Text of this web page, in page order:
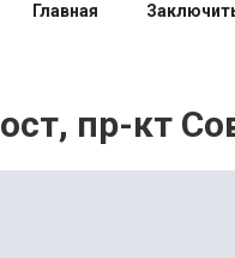
Главная
пр-кт